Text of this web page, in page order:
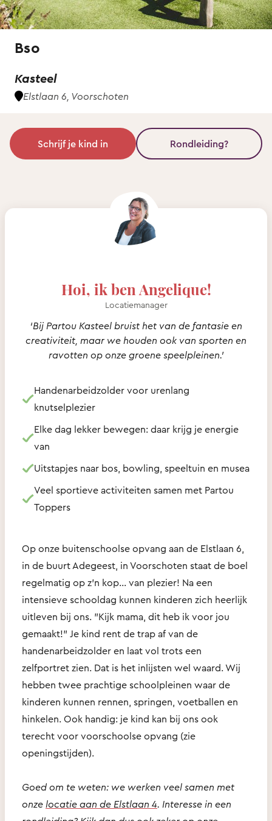
Bso
Kasteel
Elstlaan 6, Voorschoten
Schrijf je kind in Rondleiding?
Hoi, ik ben Angelique!
Locatiemanager
‘Bij Partou Kasteel bruist het van de fantasie en
creativiteit, maar we houden ook van sporten en
ravotten op onze groene speelpleinen.’
Handenarbeidzolder voor urenlang
knutselplezier
Elke dag lekker bewegen: daar krijg je energie
van
Uitstapjes naar bos, bowling, speeltuin en musea
Veel sportieve activiteiten samen met Partou
Toppers
Op onze buitenschoolse opvang aan de Elstlaan 6,
in de buurt Adegeest, in Voorschoten staat de boel
regelmatig op z'n kop… van plezier! Na een
intensieve schooldag kunnen kinderen zich heerlijk
uitleven bij ons. "Kijk mama, dit heb ik voor jou
gemaakt!" Je kind rent de trap af van de
handenarbeidzolder en laat vol trots een
zelfportret zien. Dat is het inlijsten wel waard. Wij
hebben twee prachtige schoolpleinen waar de
kinderen kunnen rennen, springen, voetballen en
hinkelen. Ook handig: je kind kan bij ons ook
terecht voor voorschoolse opvang (zie
openingstijden).
Goed om te weten: we werken veel samen met
onze locatie aan de Elstlaan 4. Interesse in een